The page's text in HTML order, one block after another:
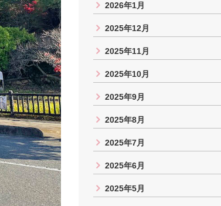
2026年1月
2025年12月
2025年11月
2025年10月
2025年9月
2025年8月
2025年7月
2025年6月
2025年5月